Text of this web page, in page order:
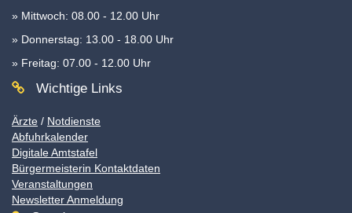
» Mittwoch: 08.00 - 12.00 Uhr
» Donnerstag: 13.00 - 18.00 Uhr
» Freitag: 07.00 - 12.00 Uhr
Wichtige Links
Ärzte / Notdienste
Abfuhrkalender
Digitale Amtstafel
Bürgermeisterin Kontaktdaten
Veranstaltungen
Newsletter Anmeldung